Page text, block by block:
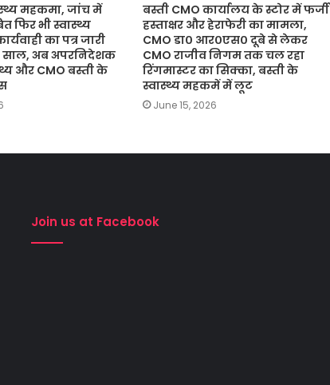
महकमा, जांच में
फिर भी स्वास्थ्य
का पत्र जारी
अब अपरनिदेशक
और CMO बस्ती के
बस्ती CMO कार्यालय के स्टोर में फर्जी
हस्ताक्षर और हेराफेरी का मामला,
CMO डा० आर०एस० दूबे से लेकर
CMO राजीव निगम तक चल रहा
रिंगमास्टर का सिक्का, बस्ती के
स्वास्थ्य महकमें में लूट
June 15, 2026
Join us at Facebook